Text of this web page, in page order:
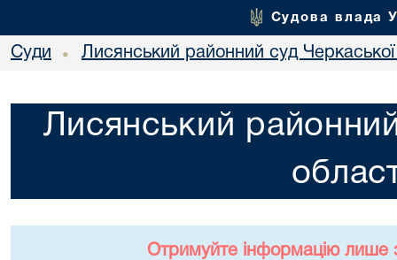
Судова влада
Суди • Лисянський районний суд Черкаської
Лисянський
Отримуйте інформацію лише